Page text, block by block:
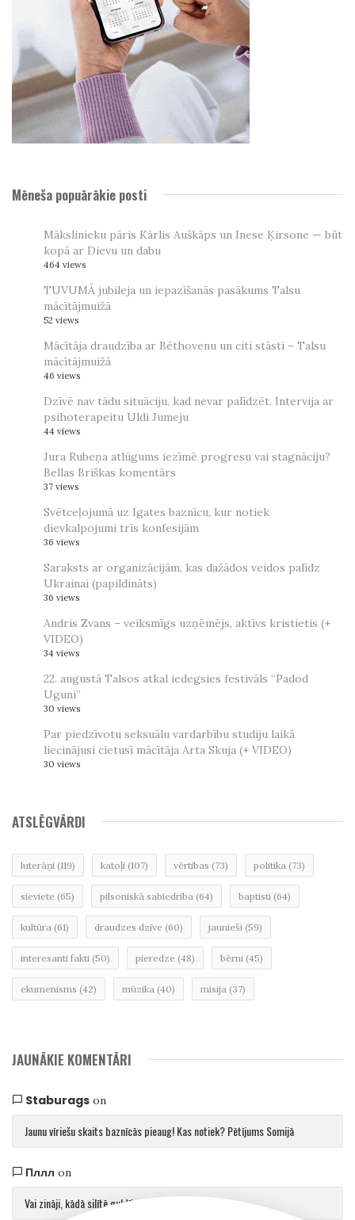
Mēneša popuārākie posti
Mākslinieku pāris Kārlis Auškāps un Inese Ķirsone — būt
kopā ar Dievu un dabu
464 views
TUVUMĀ jubileja un iepazīšanās pasākums Talsu
mācītājmuižā
52 views
Mācītāja draudzība ar Bēthovenu un citi stāsti – Talsu
mācītājmuižā
46 views
Dzīvē nav tādu situāciju, kad nevar palīdzēt. Intervija ar
psihoterapeitu Uldi Jumeju
44 views
Jura Rubeņa atlūgums iezīmē progresu vai stagnāciju?
Bellas Briškas komentārs
37 views
Svētceļojumā uz Igates baznīcu, kur notiek
dievkalpojumi trīs konfesijām
36 views
Saraksts ar organizācijām, kas dažādos veidos palīdz
Ukrainai (papildināts)
36 views
Andris Zvans – veiksmīgs uzņēmējs, aktīvs kristietis (+
VIDEO)
34 views
22. augustā Talsos atkal iedegsies festivāls “Padod
Uguni”
30 views
Par piedzīvotu seksuālu vardarbību studiju laikā
liecinājusi cietusī mācītāja Arta Skuja (+ VIDEO)
30 views
ATSLĒGVĀRDI
luterāņi (119) katoļi (107) vērtības (73) politika (73)
sieviete (65) pilsoniskā sabiedrība (64) baptisti (64)
kultūra (61) draudzes dzīve (60) jaunieši (59)
interesanti fakti (50) pieredze (48) bērni (45)
ekumenisms (42) mūzika (40) misija (37)
JAUNĀKIE KOMENTĀRI
Staburagson
Jaunu vīriešu skaits baznīcās pieaug! Kas notiek? Pētījums Somijā
Пллл on
Vai zināji, kādā silītē guldīja Jēzu?